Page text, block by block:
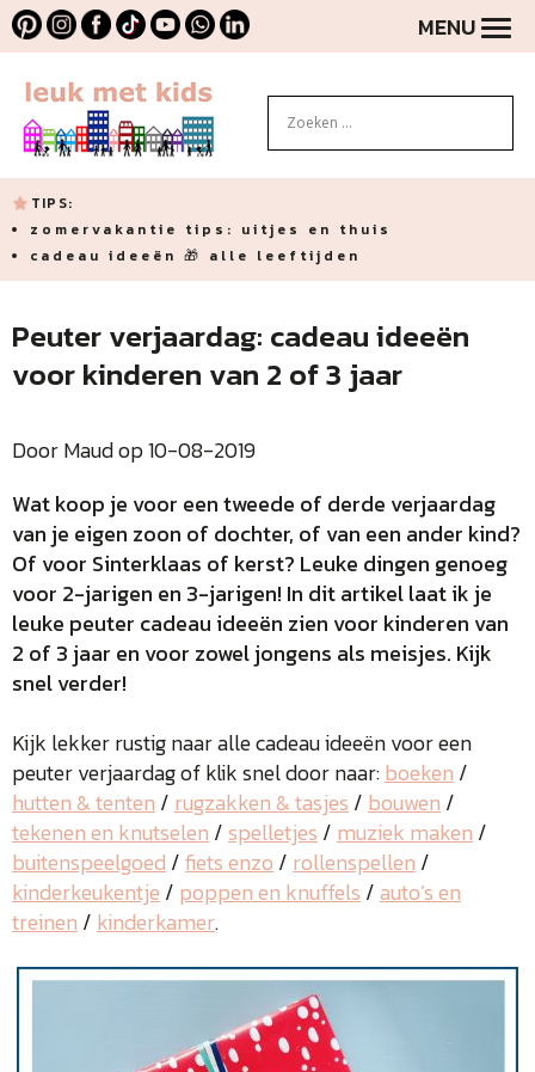
MENU
TIPS:
zomervakantie tips: uitjes en thuis
cadeau ideeën 🎁 alle leeftijden
Peuter verjaardag: cadeau ideeën
voor kinderen van 2 of 3 jaar
Door Maud op 10-08-2019
Wat koop je voor een tweede of derde verjaardag
van je eigen zoon of dochter, of van een ander kind?
Of voor Sinterklaas of kerst? Leuke dingen genoeg
voor 2-jarigen en 3-jarigen! In dit artikel laat ik je
leuke peuter cadeau ideeën zien voor kinderen van
2 of 3 jaar en voor zowel jongens als meisjes. Kijk
snel verder!
Kijk lekker rustig naar alle cadeau ideeën voor een
peuter verjaardag of klik snel door naar:boeken /
hutten & tenten / rugzakken & tasjes / bouwen /
tekenen en knutselen /spelletjes / muziek maken /
buitenspeelgoed /fiets enzo / rollenspellen /
kinderkeukentje / poppen en knuffels /auto’s en
treinen / kinderkamer.